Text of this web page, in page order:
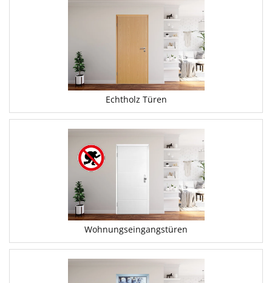
Echtholz Türen
Wohnungseingangstüren